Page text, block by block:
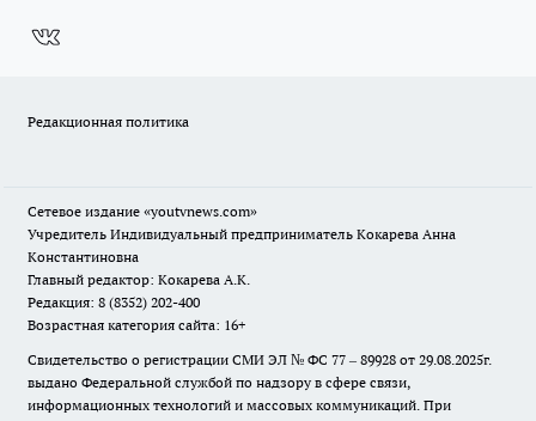
Редакционная политика
Сетевое издание «youtvnews.com»
Учредитель Индивидуальный предприниматель Кокарева Анна
Константиновна
Главный редактор: Кокарева А.К.
Редакция: 8 (8352) 202-400
Возрастная категория сайта: 16+
Свидетельство о регистрации СМИ ЭЛ № ФС 77 – 89928 от 29.08.2025г.
выдано Федеральной службой по надзору в сфере связи,
информационных технологий и массовых коммуникаций. При